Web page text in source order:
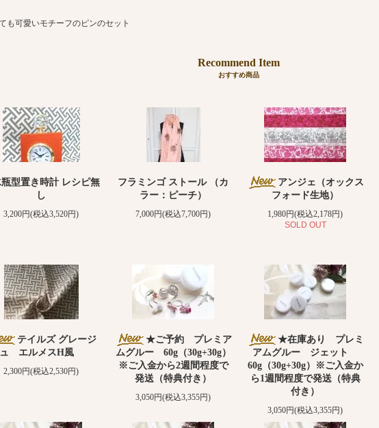
も可愛いモチーフのピンのセット
Recommend Item
おすすめ商品
型置き時計 レシピ無
し
3,200円(税込3,520円)
フラミンゴ ストール （カ
ラー：ピーチ）
7,000円(税込7,700円)
アンジェ（オックス
フォード生地）
1,980円(税込2,178円)
SOLD OUT
テイルズ グレージ
エルメスH風
2,300円(税込2,530円)
★ご予約 プレミア
ムグルー 60g（30g+30g）
※ご入金から2週間程度で
発送（特典付き）
3,050円(税込3,355円)
★在庫あり プレミ
アムグルー ジェット
60g（30g+30g）※ご入金か
ら1週間程度で発送（特典
付き）
3,050円(税込3,355円)